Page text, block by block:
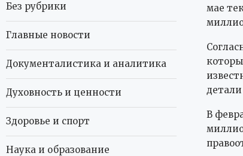
мае
В
Без рубрики
Главные новости
Документалистика и аналитика
Духовность и ценности
Здоровье и спорт
Наука и образование